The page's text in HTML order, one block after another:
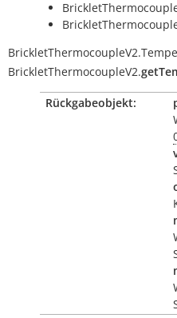
BrickletThermocoupleV2.
Rückgabeobjekt: